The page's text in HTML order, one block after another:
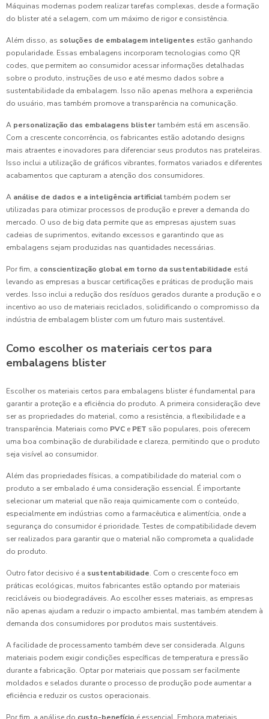
Máquinas modernas podem realizar tarefas complexas, desde a formação
do blister até a selagem, com um máximo de rigor e consistência.
Além disso, as soluções de embalagem inteligentes estão ganhando
popularidade. Essas embalagens incorporam tecnologias como QR
codes, que permitem ao consumidor acessar informações detalhadas
sobre o produto, instruções de uso e até mesmo dados sobre a
sustentabilidade da embalagem. Isso não apenas melhora a experiência
do usuário, mas também promove a transparência na comunicação.
A personalização das embalagens blistertambém está em ascensão.
Com a crescente concorrência, os fabricantes estão adotando designs
mais atraentes e inovadores para diferenciar seus produtos nas prateleiras.
Isso inclui a utilização de gráficos vibrantes, formatos variados e diferentes
acabamentos que capturam a atenção dos consumidores.
A análise de dados e a inteligência artificialtambém podem ser
utilizadas para otimizar processos de produção e prever a demanda do
mercado. O uso de big data permite que as empresas ajustem suas
cadeias de suprimentos, evitando excessos e garantindo que as
embalagens sejam produzidas nas quantidades necessárias.
Por fim, a conscientização global em torno da sustentabilidade está
levando as empresas a buscar certificações e práticas de produção mais
verdes. Isso inclui a redução dos resíduos gerados durante a produção e o
incentivo ao uso de materiais reciclados, solidificando o compromisso da
indústria de embalagem blister com um futuro mais sustentável.
Como escolher os materiais certos para
embalagens blister
Escolher os materiais certos para embalagens blister é fundamental para
garantir a proteção e a eficiência do produto. A primeira consideração deve
ser as propriedades do material, como a resistência, a flexibilidade e a
transparência. Materiais como PVC e PET são populares, pois oferecem
uma boa combinação de durabilidade e clareza, permitindo que o produto
seja visível ao consumidor.
Além das propriedades físicas, a compatibilidade do material com o
produto a ser embalado é uma consideração essencial. É importante
selecionar um material que não reaja quimicamente com o conteúdo,
especialmente em indústrias como a farmacêutica e alimentícia, onde a
segurança do consumidor é prioridade. Testes de compatibilidade devem
ser realizados para garantir que o material não comprometa a qualidade
do produto.
Outro fator decisivo é a sustentabilidade. Com o crescente foco em
práticas ecológicas, muitos fabricantes estão optando por materiais
recicláveis ou biodegradáveis. Ao escolher esses materiais, as empresas
não apenas ajudam a reduzir o impacto ambiental, mas também atendem à
demanda dos consumidores por produtos mais sustentáveis.
A facilidade de processamento também deve ser considerada. Alguns
materiais podem exigir condições específicas de temperatura e pressão
durante a fabricação. Optar por materiais que possam ser facilmente
moldados e selados durante o processo de produção pode aumentar a
eficiência e reduzir os custos operacionais.